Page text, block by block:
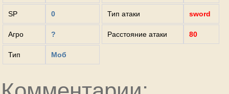
SP 0
Агро ?
Тип Моб
Тип атаки sword
Расстояние атаки 80